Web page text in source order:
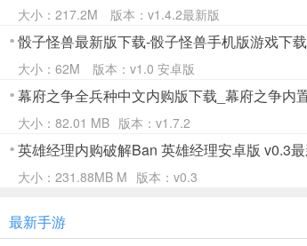
大小：217.2M 版本：v1.4.2最新版
骰子怪兽最新版下载-骰子怪兽手机版游戏下
大小：62M 版本：v1.0 安卓版
幕府之争全兵种中文内购版下载_幕府之争内
大小：82.01 MB 版本：v1.7.2
英雄经理内购破解Ban 英雄经理安卓版 v0.3
大小：231.88MB M 版本：v0.3
最新手游